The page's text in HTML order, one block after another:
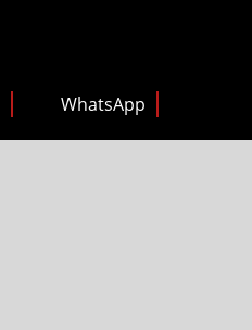
WhatsApp